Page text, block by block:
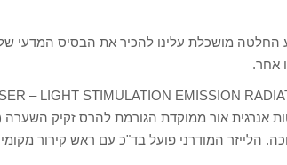
מושכלת עלינו להכיר את הבסיס המדעי של
אחר.
אנרגית אור ממוקדת הגורמת להרס זקיק השערה
הלייזר המודרני פועל בד"כ עם ראש קירור